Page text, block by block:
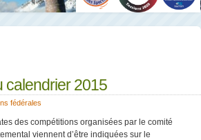
calendrier 2015
fédérales
des compétitions organisées par le comité
viennent d’être indiquées sur le